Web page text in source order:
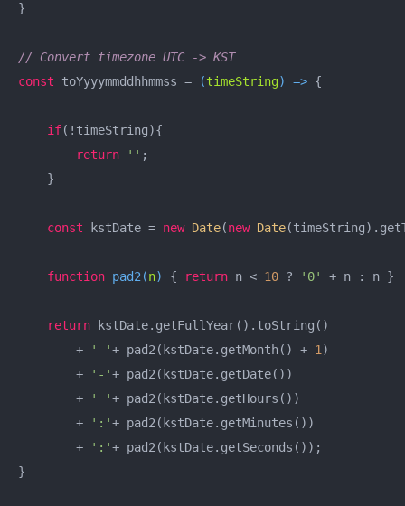
}
// Convert timezone UTC -> KST
const toYyyymmddhhmmss = (timeString) => {
if(!timeString){
return
'' ;
    }
const kstDate = new Date(new Date
function pad2 (n) { return n < 10 ? '0' + n : n }
return kstDate.getFullYear().toString()
        +
'-'+ pad2(kstDate.getMonth() + 1 )
        +
'-'+ pad2(kstDate.getDate())
        +
' '+ pad2(kstDate.getHours())
        +
':'+ pad2(kstDate.getMinutes())
        +
':'+ pad2(kstDate.getSeconds());
}